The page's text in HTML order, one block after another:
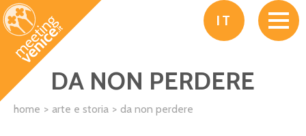
Salta al contenuto principale
IT
DA NON PERDERE
home arte e storia da non perdere